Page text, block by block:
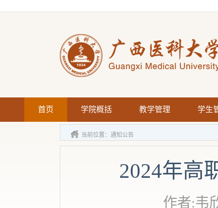
首页 学院概括 教学管理 学生
当前位置： 通知公告
2024年高
作者:韦